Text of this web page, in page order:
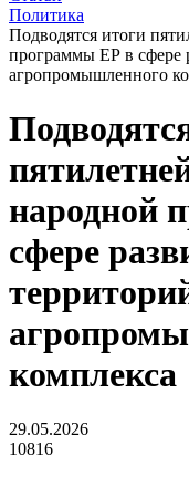
Политика
Подводятся итоги
программы ЕР в сфере
агропромышленного
народной
сфере
комплекса
29.05.2026
10816